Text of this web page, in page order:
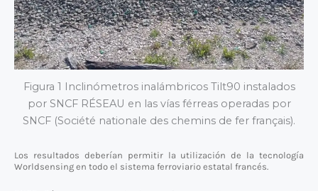
Figura 1 Inclinómetros inalámbricos Tilt90 instalados
por SNCF RÉSEAU en las vías férreas operadas por
SNCF (Société nationale des chemins de fer français).
Los resultados deberían permitir la utilización de la tecnología
Worldsensing en todo el sistema ferroviario estatal francés.